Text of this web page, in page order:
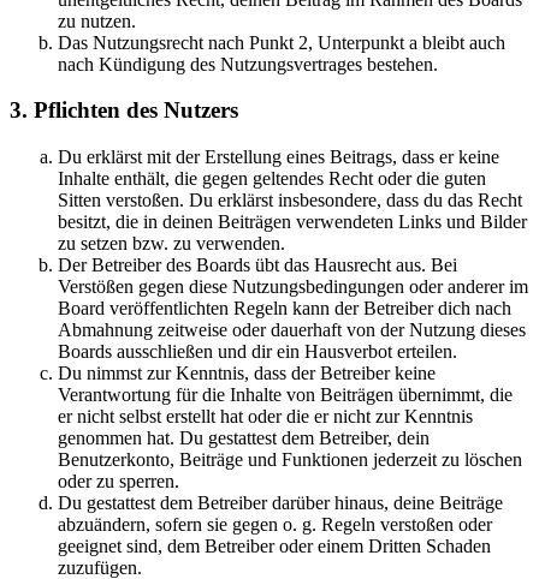
zu nutzen.
Das Nutzungsrecht nach Punkt 2, Unterpunkt a bleibt auch
nach Kündigung des Nutzungsvertrages bestehen.
3. Pflichten des Nutzers
Du erklärst mit der Erstellung eines Beitrags, dass er keine
Inhalte enthält, die gegen geltendes Recht oder die guten
Sitten verstoßen. Du erklärst insbesondere, dass du das Recht
besitzt, die in deinen Beiträgen verwendeten Links und Bilder
zu setzen bzw. zu verwenden.
Der Betreiber des Boards übt das Hausrecht aus. Bei
Verstößen gegen diese Nutzungsbedingungen oder anderer im
Board veröffentlichten Regeln kann der Betreiber dich nach
Abmahnung zeitweise oder dauerhaft von der Nutzung dieses
Boards ausschließen und dir ein Hausverbot erteilen.
Du nimmst zur Kenntnis, dass der Betreiber keine
Verantwortung für die Inhalte von Beiträgen übernimmt, die
er nicht selbst erstellt hat oder die er nicht zur Kenntnis
genommen hat. Du gestattest dem Betreiber, dein
Benutzerkonto, Beiträge und Funktionen jederzeit zu löschen
oder zu sperren.
Du gestattest dem Betreiber darüber hinaus, deine Beiträge
abzuändern, sofern sie gegen o. g. Regeln verstoßen oder
geeignet sind, dem Betreiber oder einem Dritten Schaden
zuzufügen.